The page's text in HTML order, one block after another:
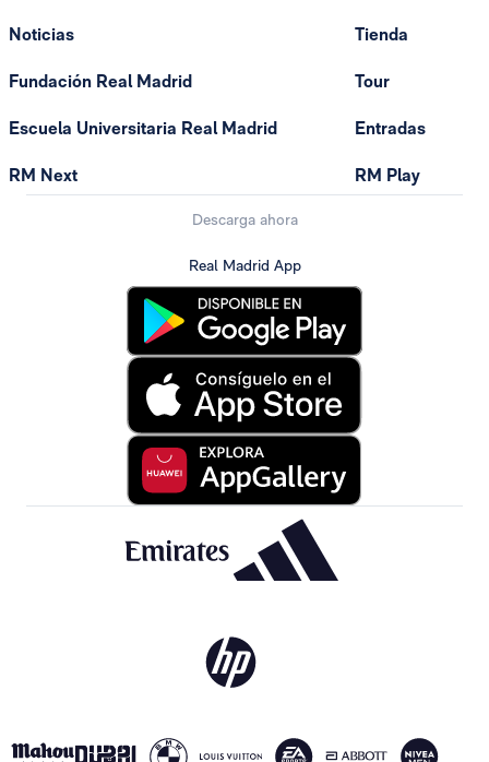
Noticias
Fundación Real Madrid
Escuela Universitaria Real Madrid
RM Next
Tienda
Tour
Entradas
RM Play
Descarga ahora
Real Madrid App